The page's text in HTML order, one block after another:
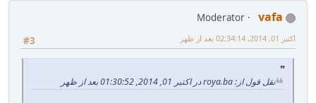
vafa
Moderator
#3
اکتبر 01, 2014, 02:34:14 بعد از ظهر
نقل قول از: roya.ba در اکتبر 01, 2014, 01:30:52 بعد از ظهر